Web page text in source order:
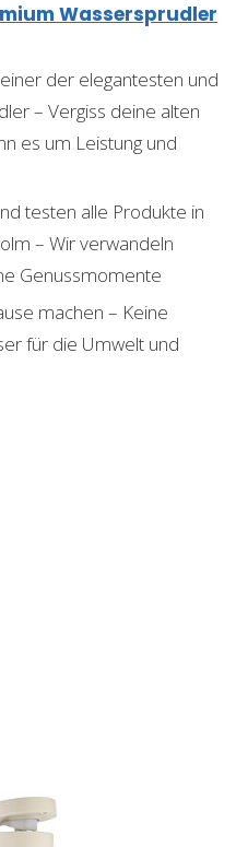
Wassersprudler
der elegantesten und
– Vergiss deine alten
es um Leistung und
testen alle Produkte in
– Wir verwandeln
Genussmomente
machen – Keine
für die Umwelt und